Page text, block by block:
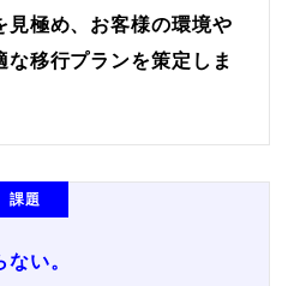
見極め、お客様の環境や
移行プランを策定しま
課題
い。